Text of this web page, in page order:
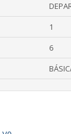
1
6